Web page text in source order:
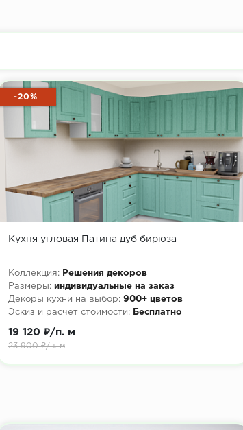
-20%
Кухня угловая Патина дуб бирюза
Коллекция:
Решения декоров
Размеры: индивидуальные на заказ
Декоры кухни на выбор: 900+ цветов
Эскиз и расчет стоимости:
Бесплатно
19 120 ₽/п. м
23 900 ₽/п. м